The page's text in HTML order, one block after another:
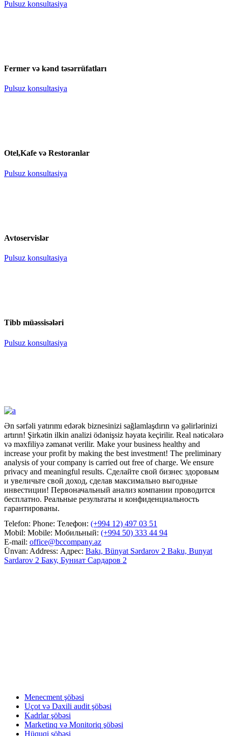
Pulsuz konsultasiya
Fermer və kənd təsərrüfatları
Pulsuz konsultasiya
Otel,Kafe və Restoranlar
Pulsuz konsultasiya
Avtoservislər
Pulsuz konsultasiya
Tibb müəssisələri
Pulsuz konsultasiya
Ən sərfəli yatırımı edərək biznesinizi sağlamlaşdırın və gəlirlərinizi
artırın! Şirkətin ilkin analizi ödənişsiz həyata keçirilir. Real nəticələrə
və məxfiliyə zəmanət verilir. Make your business healthy and
increase your profit by making the best investment! The preliminary
analysis of your company is carried out free of charge. We ensure
privacy and meaningful results. Сделайте свой бизнес здоровым
и увеличьте свой доход, сделав максимально выгодные
инвестиции! Первоначальный анализ компании проводится
бесплатно. Реальные результаты и конфиденциальность
гарантированы.
Telefon: Phone: Телефон: (+994 12) 497 03 51
Mobil: Mobile: Мобильный: (+994 50) 333 44 94
E-mail: office@bccompany.az
Ünvan: Address: Адрес: Bakı, Bünyat Sərdarov 2 Baku, Bunyat
Sardarov 2 Баку, Буниат Сардаров 2
Menecment şöbəsi
Uçot və Daxili audit şöbəsi
Kadrlar şöbəsi
Marketinq və Monitoriq şöbəsi
Hüquqi şöbəsi